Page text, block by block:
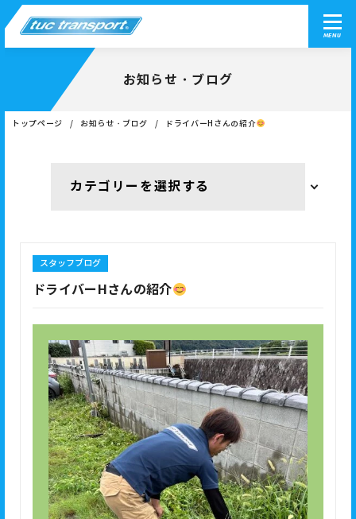
MENU
お知らせ・ブログ
トップページ お知らせ・ブログ ドライバーHさんの紹介
スタッフブログ
ドライバーHさんの紹介